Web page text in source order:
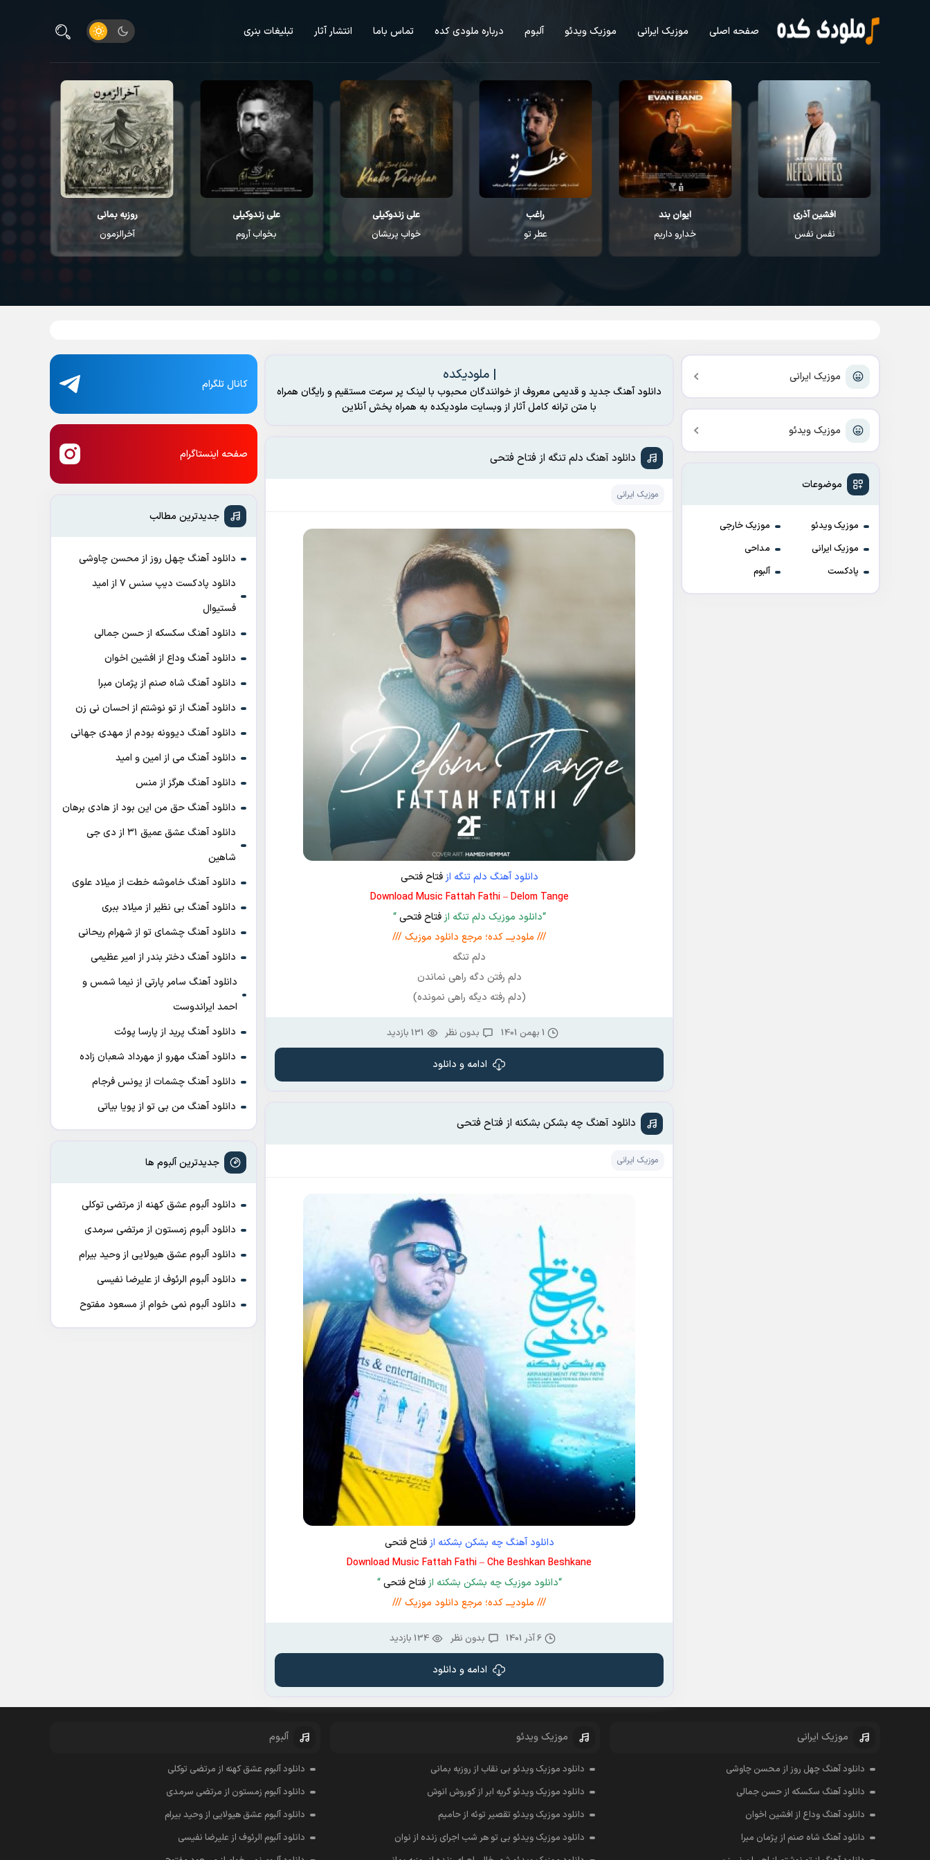
صفحه اصلی موزیک ایرانی موزیک ویدئو آلبوم درباره ملودی کده تماس باما انتشار آثار تبلیغات بنری
افشین آذری
نفس نفس
ایوان بند
خدارو داریم
راغب
عطر تو
علی زندوکیلی
خواب پریشان
علی زندوکیلی
بخواب آروم
روزبه بمانی
آخرالزمون
موزیک ایرانی
موزیک ویدئو
موضوعات
موزیک ویدئو
موزیک خارجی
موزیک ایرانی
مداحی
پادکست
آلبوم
| ملودیکده
دانلود آهنگ جدید و قدیمی معروف از خوانندگان محبوب با لینک پر سرعت مستقیم و رایگان همراه
با متن ترانه کامل آثار از وبسایت ملودیکده به همراه پخش آنلاین
دانلود آهنگ دلم تنگه از فتاح فتحی
موزیک ایرانی
دانلود آهنگ دلم تنگه ازفتاح فتحی
Download Music Fattah Fathi – Delom Tange
“دانلود موزیک دلم تنگه ازفتاح فتحی“
/// ملودیـــ کده؛ مرجع دانلود موزیک ///
دلم تنگه
دلم رفتن دگه راهی نماندن
(دلم رفته دیگه راهی نمونده)
1 بهمن 1401 بدون نظر 131 بازدید
ادامه و دانلود
دانلود آهنگ چه بشکن بشکنه از فتاح فتحی
موزیک ایرانی
دانلود آهنگ چه بشکن بشکنه ازفتاح فتحی
Download Music Fattah Fathi – Che Beshkan Beshkane
“دانلود موزیک چه بشکن بشکنه ازفتاح فتحی“
/// ملودیـــ کده؛ مرجع دانلود موزیک ///
6 آذر 1401 بدون نظر 134 بازدید
ادامه و دانلود
کانال تلگرام
صفحه اینستاگرام
جدیدترین مطالب
دانلود آهنگ چهل روز از محسن چاوشی
دانلود پادکست ديپ سنس ۷ از اميد
فستيوال
دانلود آهنگ سکسکه از حسن جمالی
دانلود آهنگ وداع از افشين اخوان
دانلود آهنگ شاه صنم از پژمان مبرا
دانلود آهنگ از تو نوشتم از احسان نی زن
دانلود آهنگ دیوونه بودم از مهدی جهانی
دانلود آهنگ می از امین و امید
دانلود آهنگ هرگز از منس
دانلود آهنگ حق من این بود از هادی برهان
دانلود آهنگ عشق عمیق ۳۱ از دی جی
شاهین
دانلود آهنگ خاموشه خطت از میلاد علوی
دانلود آهنگ بی نظیر از میلاد ببری
دانلود آهنگ چشمای تو از شهرام ریحانی
دانلود آهنگ دختر بندر از امیر عظیمی
دانلود آهنگ سامر پارتی از نیما شمس و
احمد ایراندوست
دانلود آهنگ پرید از پارسا پوئت
دانلود آهنگ مهرو از مهرداد شعبان زاده
دانلود آهنگ چشمات از یونس فرجام
دانلود آهنگ من بی تو از پویا بیاتی
جدیدترین آلبوم ها
دانلود آلبوم عشق کهنه از مرتضی توکلی
دانلود آلبوم زمستون از مرتضی سرمدی
دانلود آلبوم عشق هیولایی از وحید بیرام
دانلود آلبوم الرئوف از علیرضا نفیسی
دانلود آلبوم نمی خوام از مسعود مفتوح
موزیک ایرانی
دانلود آهنگ چهل روز از محسن چاوشی
دانلود آهنگ سکسکه از حسن جمالی
دانلود آهنگ وداع از افشين اخوان
دانلود آهنگ شاه صنم از پژمان مبرا
موزیک ویدئو
دانلود موزیک ویدئو بی نقاب از روزبه بمانی
دانلود موزیک ویدئو گریه ابر از کوروش انوش
دانلود موزیک ویدئو تقصیر توئه از حامیم
دانلود موزیک ویدئو بی تو هر شب اجرای زنده از نوان
آلبوم
دانلود آلبوم عشق کهنه از مرتضی توکلی
دانلود آلبوم زمستون از مرتضی سرمدی
دانلود آلبوم عشق هیولایی از وحید بیرام
دانلود آلبوم الرئوف از علیرضا نفیسی